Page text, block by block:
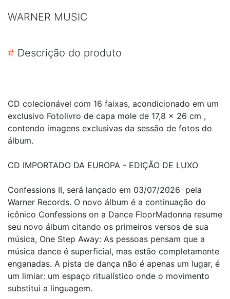
WARNER MUSIC
# Descrição do produto
CD colecionável com 16 faixas, acondicionado em um
exclusivo Fotolivro de capa mole de 17,8 x 26 cm ,
contendo imagens exclusivas da sessão de fotos do
álbum.
CD IMPORTADO DA EUROPA - EDIÇÃO DE LUXO
Confessions II, será lançado em 03/07/2026 pela
Warner Records. O novo álbum é a continuação do
icônico Confessions on a Dance FloorMadonna resume
seu novo álbum citando os primeiros versos de sua
música, One Step Away: As pessoas pensam que a
música dance é superficial, mas estão completamente
enganadas. A pista de dança não é apenas um lugar, é
um limiar: um espaço ritualístico onde o movimento
substitui a linguagem.